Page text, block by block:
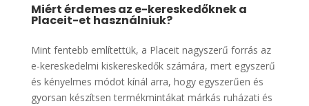
Miért érdemes az e-kereskedőknek a
Placeit-et használniuk?
Mint fentebb említettük, a Placeit nagyszerű forrás az
e-kereskedelmi kiskereskedők számára, mert egyszerű
és kényelmes módot kínál arra, hogy egyszerűen és
gyorsan készítsen termékmintákat márkás ruházati és